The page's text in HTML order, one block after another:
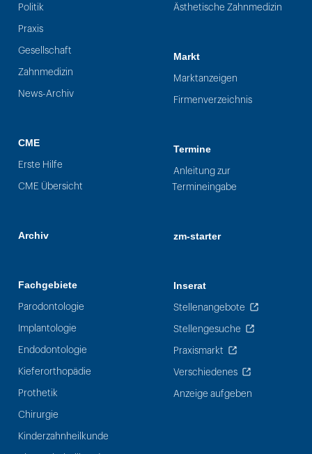
Politik
Praxis
Gesellschaft
Zahnmedizin
News-Archiv
CME
Erste Hilfe
CME Übersicht
Archiv
Fachgebiete
Parodontologie
Implantologie
Endodontologie
Kieferorthopädie
Prothetik
Chirurgie
Kinderzahnheilkunde
Ästhetische Zahnmedizin
Markt
Marktanzeigen
Firmenverzeichnis
Termine
Anleitung zur
Termineingabe
zm-starter
Inserat
Stellenangebote
Stellengesuche
Praxismarkt
Verschiedenes
Anzeige aufgeben